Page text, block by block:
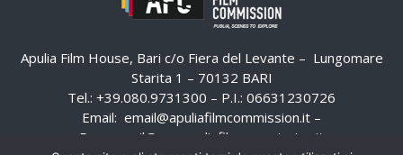
Apulia Film House, Bari c/o Fiera del Levante – Lungomare
Starita 1 – 70132 BARI
Tel.: +39.080.9731300 – P.I.: 06631230726
Email: email@apuliafilmcommission.it –
Pec:
email@pec.apuliafilmcommission.it